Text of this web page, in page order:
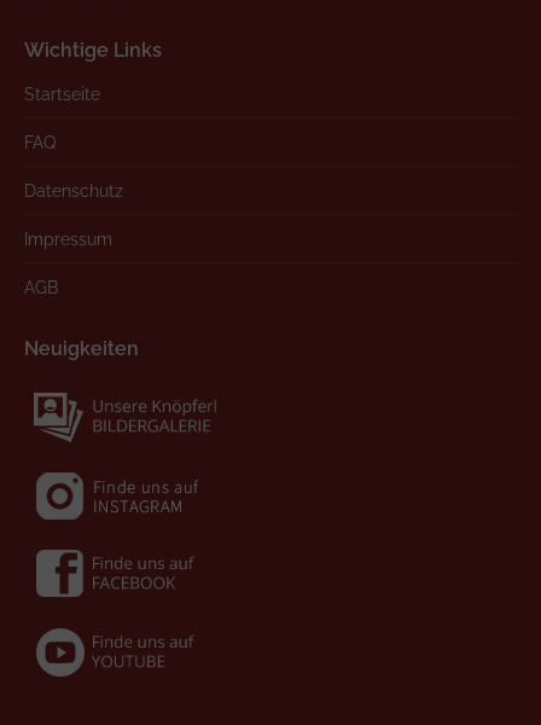
Wichtige Links
Startseite
FAQ
Datenschutz
Impressum
AGB
Neuigkeiten